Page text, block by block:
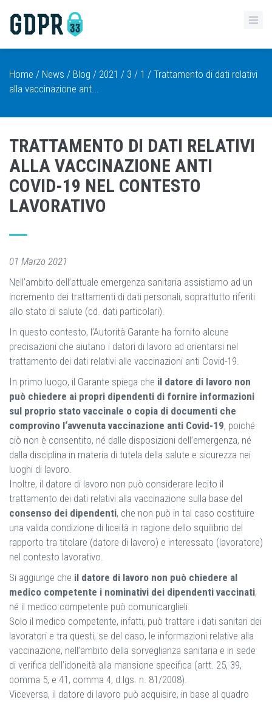
Home / News / Blog / 2021 / 3 / 1 / Trattamento di dati relativi
alla vaccinazione ant...
TRATTAMENTO DI DATI RELATIVI
ALLA VACCINAZIONE ANTI
COVID-19 NEL CONTESTO
LAVORATIVO
01 Marzo 2021
Nell’ambito dell’attuale emergenza sanitaria assistiamo ad un
incremento dei trattamenti di dati personali, soprattutto riferiti
allo stato di salute (cd. dati particolari).
In questo contesto, l’Autorità Garante ha fornito alcune
precisazioni che aiutano i datori di lavoro ad orientarsi nel
trattamento dei dati relativi alle vaccinazioni anti Covid-19.
In primo luogo, il Garante spiega che il datore di lavoro non
può chiedere ai propri dipendenti di fornire informazioni
sul proprio stato vaccinale o copia di documenti che
comprovino l‘avvenuta vaccinazione anti Covid-19, poiché
ciò non è consentito, né dalle disposizioni dell’emergenza, né
dalla disciplina in materia di tutela della salute e sicurezza nei
luoghi di lavoro.
Inoltre, il datore di lavoro non può considerare lecito il
trattamento dei dati relativi alla vaccinazione sulla base del
consenso dei dipendenti, che non può in tal caso costituire
una valida condizione di liceità in ragione dello squilibrio del
rapporto tra titolare (datore di lavoro) e interessato (lavoratore)
nel contesto lavorativo.
Si aggiunge che il datore di lavoro non può chiedere al
medico competente i nominativi dei dipendenti vaccinati,
né il medico competente può comunicarglieli.
Solo il medico competente, infatti, può trattare i dati sanitari dei
lavoratori e tra questi, se del caso, le informazioni relative alla
vaccinazione, nell’ambito della sorveglianza sanitaria e in sede
di verifica dell’idoneità alla mansione specifica (artt. 25, 39,
comma 5, e 41, comma 4, d.lgs. n. 81/2008).
Viceversa, il datore di lavoro può acquisire, in base al quadro